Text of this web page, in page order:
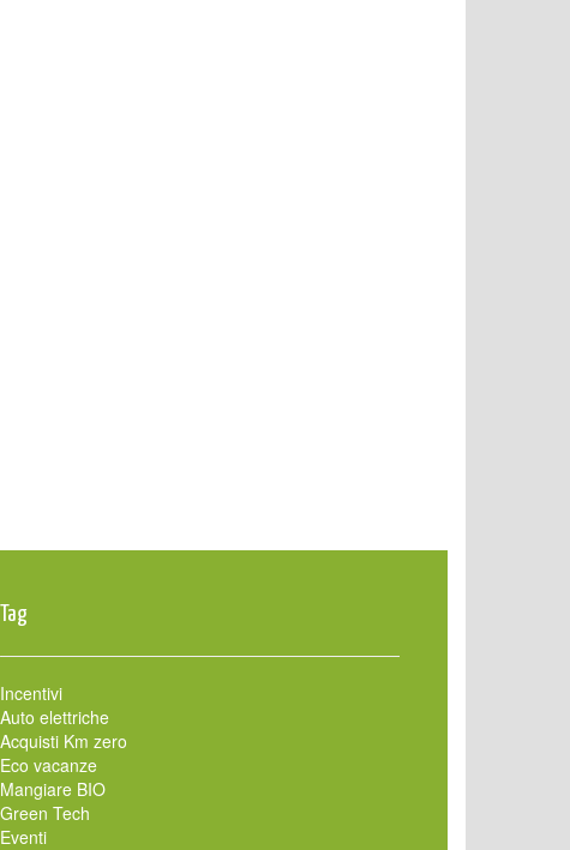
Tag
Incentivi
Auto elettriche
Acquisti Km zero
Eco vacanze
Mangiare BIO
Green Tech
Eventi